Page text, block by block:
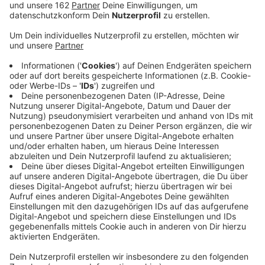
Der Niederrhein wird als Urlaubs- und Ausflugsregion
immer beliebter. Für das zurückliegende Jahr 2019
wird ein deutliches Plus bei den Übernachtungszahlen
erwartet. Laut dem Statistischen Landesamt liegt die
Zahl der Übernachtungen im Verbandsgebiet des
Niederrhein Tourismus bis Ende November bei über
2,27 Millionen. Das sind zwei Prozent mehr als im
Vorjahr. Als Gründe für das Plus werden die sehr gute
Qualität und Service in den Hotels und Gaststätten
sowie konsequentes Marketing aufgeführt.
Tourismus ist ein wichtiger Wirtschaftsfaktor am
Niederrhein. Die Branche bietet zahlreiche
Arbeitsplätze, der Besuch von Hotels, Restaurants,
Museen und Ausflugszielen sorgt für eine weitere
Niederrhein Tourismus gehören die Kreise Viersen,